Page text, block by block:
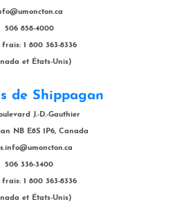
506 858-4000
frais: 1 800 363-8336
et États-Unis)
de Shippagan
J.-D.-Gauthier
NB E8S 1P6, Canada
506 336-3400
frais: 1 800 363-8336
et États-Unis)